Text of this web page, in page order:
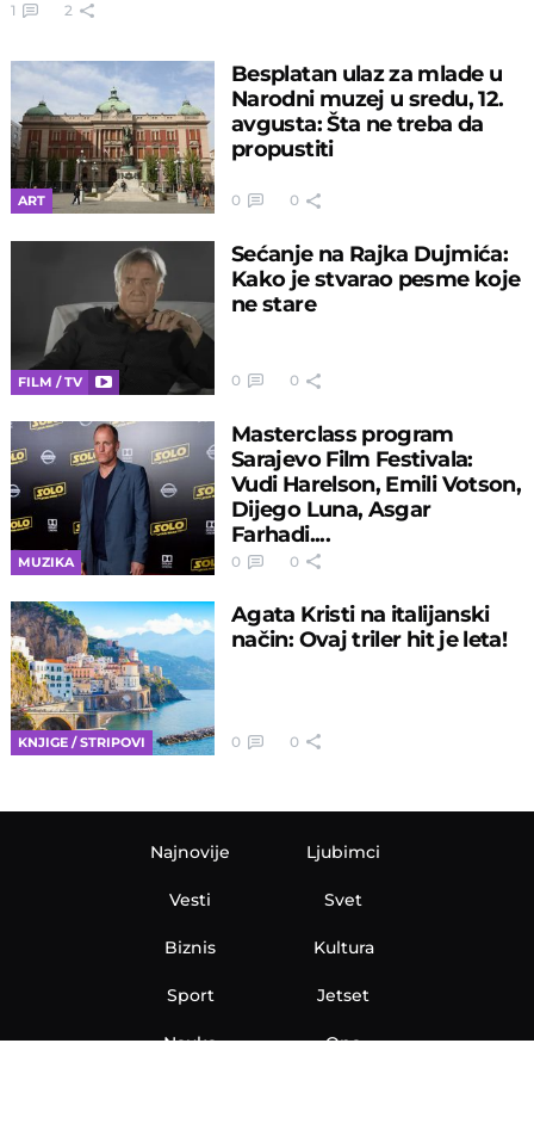
1 2
ART
Besplatan ulaz za mlade u
Narodni muzej u sredu, 12.
avgusta: Šta ne treba da
propustiti
0 0
FILM / TV
Sećanje na Rajka Dujmića:
Kako je stvarao pesme koje
ne stare
0 0
MUZIKA
Masterclass program
Sarajevo Film Festivala:
Vudi Harelson, Emili Votson,
Dijego Luna, Asgar
Farhadi....
0 0
KNJIGE / STRIPOVI
Agata Kristi na italijanski
način: Ovaj triler hit je leta!
0 0
Najnovije
Vesti
Biznis
Sport
Nauka
Ljubimci
Svet
Kultura
Jetset
Ona